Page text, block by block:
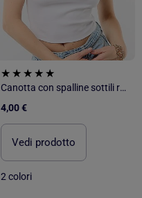
Canotta con spalline sottili regolabili
4,00 €
Vedi prodotto
2 colori